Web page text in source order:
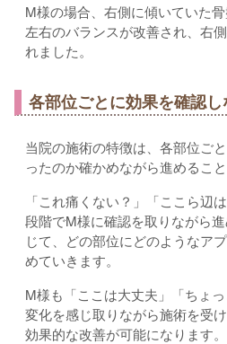
M様の場合、右側に傾いていた骨
左右のバランスが改善され、右
れました。
各部位ごとに効果を確認
当院の施術の特徴は、各部位ご
ったのか確かめながら進めること
「これ痛くない？」「ここら辺
段階でM様に確認を取りながら
じて、どの部位にどのようなア
めていきます。
M様も「ここは大丈夫」「ちょ
変化を感じ取りながら施術を受
効果的な改善が可能になります。